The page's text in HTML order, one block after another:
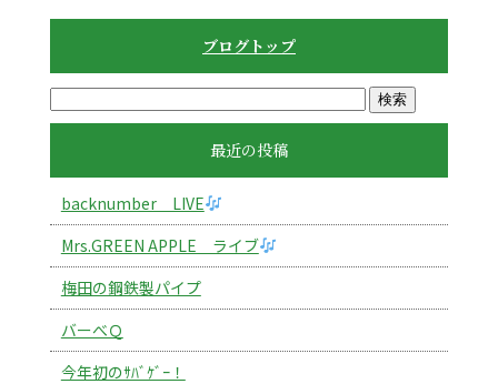
ブログトップ
最近の投稿
backnumber LIVE
Mrs.GREEN APPLE ライブ
梅田の鋼鉄製パイプ
バーべＱ
今年初のｻﾊﾞｹﾞｰ！